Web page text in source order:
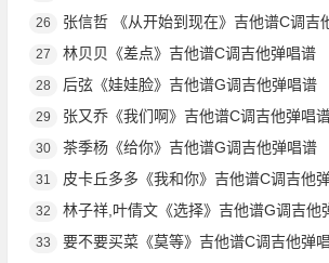
26 张信哲 《从开始到现在》吉他谱C调吉
27 林贝贝《差点》吉他谱C调吉他弹唱谱
28 后弦《娃娃脸》吉他谱G调吉他弹唱谱
29 张又乔《我们啊》吉他谱C调吉他弹唱
30 茶季杨《给你》吉他谱G调吉他弹唱谱
31 皮卡丘多多《我和你》吉他谱C调吉他
32 林子祥,叶倩文《选择》吉他谱G调吉他
33 要不要买菜《莫等》吉他谱C调吉他弹